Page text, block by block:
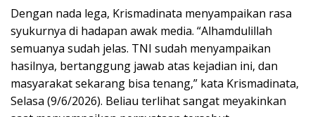
Dengan nada lega, Krismadinata menyampaikan rasa
syukurnya di hadapan awak media. “Alhamdulillah
semuanya sudah jelas. TNI sudah menyampaikan
hasilnya, bertanggung jawab atas kejadian ini, dan
masyarakat sekarang bisa tenang,” kata Krismadinata,
Selasa (9/6/2026). Beliau terlihat sangat meyakinkan